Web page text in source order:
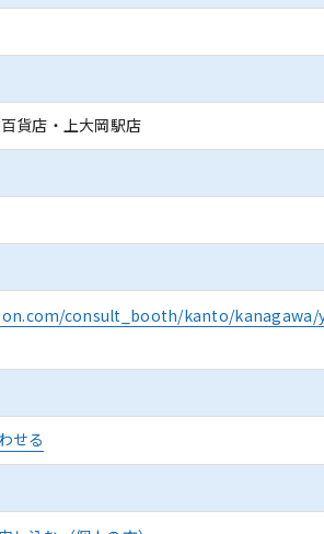
貨店・上大岡駅店
consult_booth/kanto/kanagawa/
せる